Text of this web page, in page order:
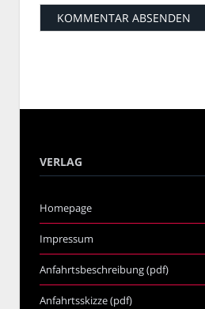
VERLAG
Homepage
Impressum
Anfahrtsbeschreibung (pdf)
Anfahrtsskizze (pdf)